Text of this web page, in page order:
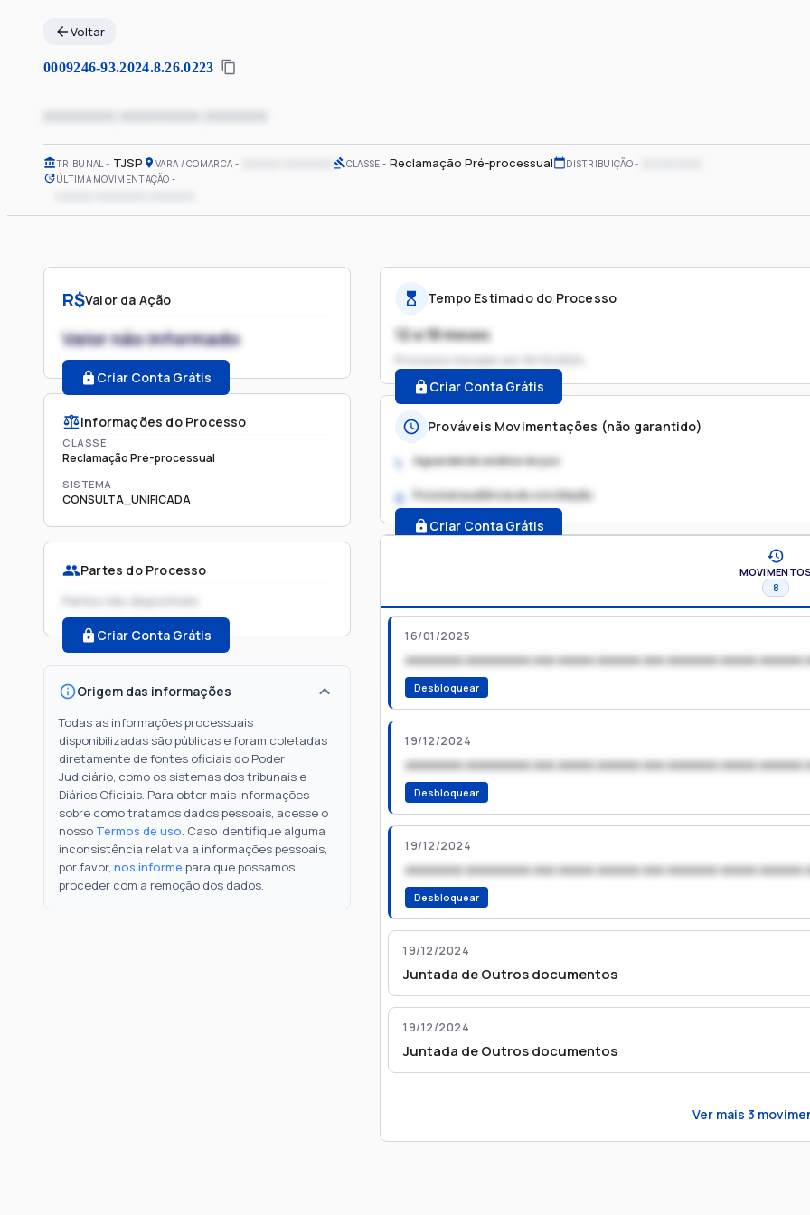
Voltar
0009246-93.2024.8.26.0223
xxxxxxxx xxxxxxxxx xxxxxxx
TRIBUNAL TJSP VARA / COMARCA CLASSE Reclamação Pré-processual DISTRIBUIÇÃO
ÚLTIMA MOVIMENTAÇÃO
R$Valor da Ação
Valor não informado
Criar Conta Grátis
Informações do Processo
CLASSE
Reclamação Pré-processual
SISTEMA
CONSULTA_UNIFICADA
Partes do Processo
Partes não disponíveis
Criar Conta Grátis
Origem das informações
Todas as informações processuais
disponibilizadas são públicas e foram coletadas
diretamente de fontes oficiais do Poder
Judiciário, como os sistemas dos tribunais e
Diários Oficiais. Para obter mais informações
sobre como tratamos dados pessoais, acesse o
nosso Termos de uso. Caso identifique alguma
inconsistência relativa a informações pessoais,
por favor, nos informe para que possamos
proceder com a remoção dos dados.
Tempo Estimado do Processo
12 a 18 meses
Processo iniciado em
Criar Conta Grátis
Prováveis Movimentações (não garantido)
1. Aguardando análise do juiz
2. Possível audiência de conciliação
Criar Conta Grátis
MOVIMENTOS
8
16/01/2025
xxxxxxxx xxxxxxxxx xxx xxxxx xxxxxx xxx xxxxxxx xxxxx xxxxxx
Desbloquear
19/12/2024
xxxxxxxx xxxxxxxxx xxx xxxxx xxxxxx xxx xxxxxxx xxxxx xxxxxx
Desbloquear
19/12/2024
xxxxxxxx xxxxxxxxx xxx xxxxx xxxxxx xxx xxxxxxx xxxxx xxxxxx
Desbloquear
19/12/2024
Juntada de Outros documentos
19/12/2024
Juntada de Outros documentos
Ver mais 3